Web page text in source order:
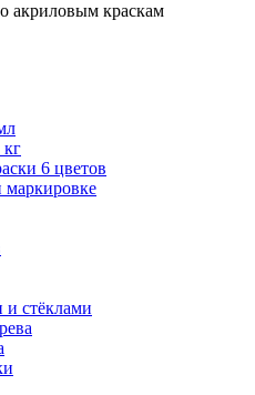
акриловым краскам
кг
6 цветов
маркировке
и стёклами